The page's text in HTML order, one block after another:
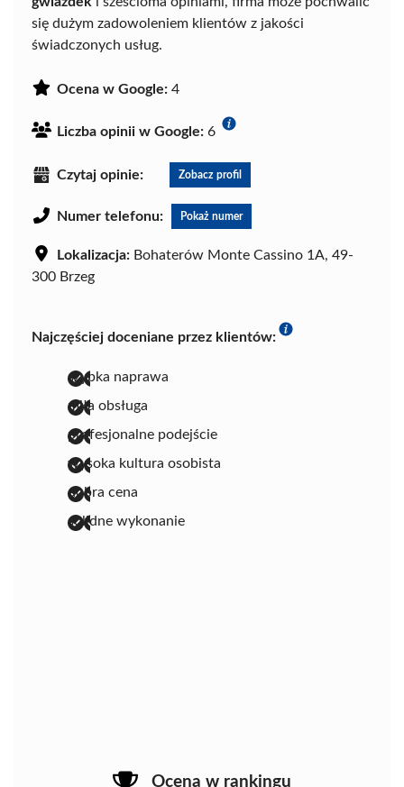
się dużym zadowoleniem klientów z jakości
świadczonych usług.
Ocena w Google: 4
Liczba opinii w Google: 6
Czytaj opinie: Zobacz profil
Numer telefonu: Pokaż numer
Lokalizacja: Bohaterów Monte Cassino 1A, 49-
300 Brzeg
Najczęściej doceniane przez klientów:
szybka naprawa
miła obsługa
profesjonalne podejście
wysoka kultura osobista
dobra cena
solidne wykonanie
Ocena w rankingu